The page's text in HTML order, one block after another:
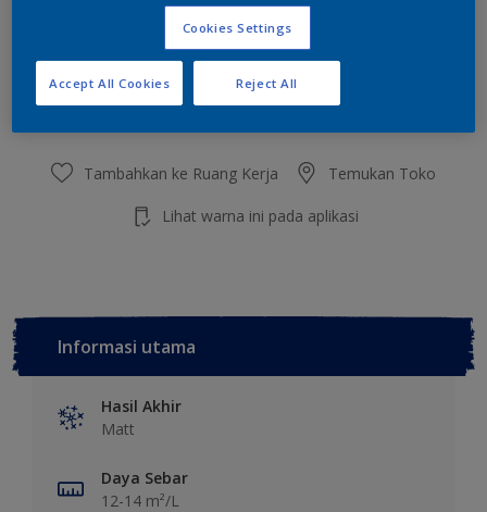
Kalkulator cat
Tambahkan ke Ruang Kerja Temukan Toko
Lihat warna ini pada aplikasi
Informasi utama
Hasil Akhir
Matt
Daya Sebar
12-14 m²/L
Cookies Settings
Reject All
Accept All Cookies